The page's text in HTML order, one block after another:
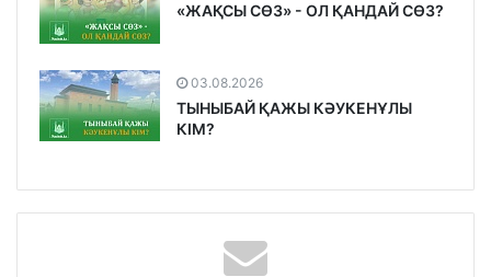
«ЖАҚСЫ СӨЗ» - ОЛ ҚАНДАЙ СӨЗ?
03.08.2026
ТЫНЫБАЙ ҚАЖЫ КӘУКЕНҰЛЫ
КІМ?